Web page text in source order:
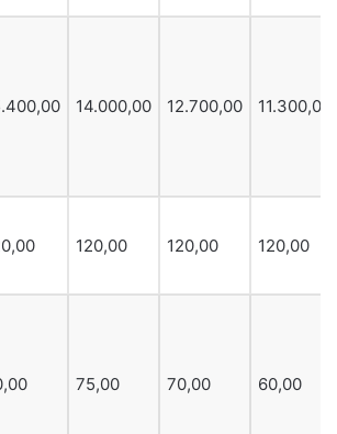
14.000,00 12.700,00 11.300,00
120,00 120,00 120,00
75,00 70,00 60,00